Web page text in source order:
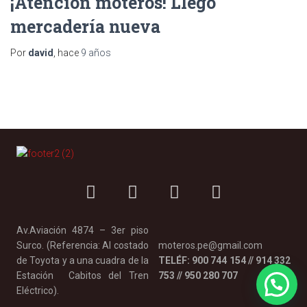
mercadería nueva
Por david , hace 9 años
Av.Aviación 4874 – 3er piso
Surco. (Referencia: Al costado
de Toyota y a una cuadra de la
Estación Cabitos del Tren
Eléctrico).
moteros.pe@gmail.com
TELÉF: 900 744 154 // 914 332
753 // 950 280 707